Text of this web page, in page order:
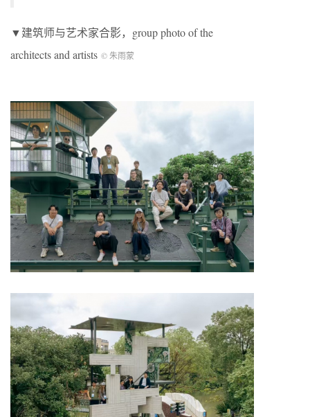
▼建筑师与艺术家合影，group photo of the
architects and artists © 朱雨蒙